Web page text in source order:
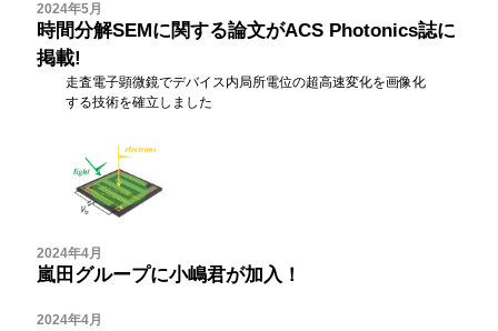
2024年5月
時間分解SEMに関する論文がACS Photonics誌に
掲載!
走査電子顕微鏡でデバイス内局所電位の超高速変化を画像化
する技術を確立しました
2024年4月
嵐田グループに小嶋君が加入！
2024年4月